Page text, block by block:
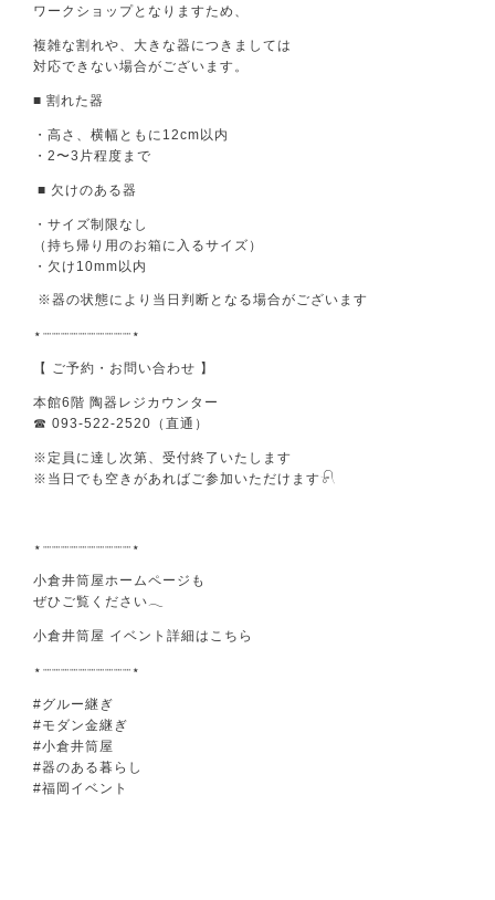
ワークショップとなりますため、
複雑な割れや、大きな器につきましては
対応できない場合がございます。
■ 割れた器
・高さ、横幅ともに12cm以内
・2〜3片程度まで
■ 欠けのある器
・サイズ制限なし
（持ち帰り用のお箱に入るサイズ）
・欠け10mm以内
※器の状態により当日判断となる場合がございます
⋆┈┈┈┈┈┈┈┈┈┈⋆
【 ご予約・お問い合わせ 】
本館6階 陶器レジカウンター
☎ 093-522-2520（直通）
※定員に達し次第、受付終了いたします
※当日でも空きがあればご参加いただけます𓍯
⋆┈┈┈┈┈┈┈┈┈┈⋆
小倉井筒屋ホームページも
ぜひご覧ください𓂃
小倉井筒屋 イベント詳細はこちら
⋆┈┈┈┈┈┈┈┈┈┈⋆
#グルー継ぎ
#モダン金継ぎ
#小倉井筒屋
#器のある暮らし
#福岡イベント